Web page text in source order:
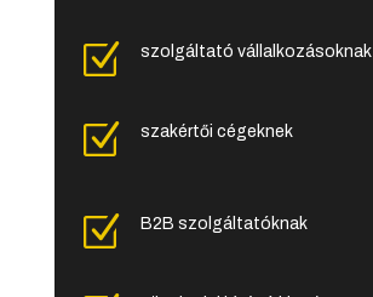
Z szolgáltató vállalkozásoknak
Z szakértői cégeknek
Z B2B szolgáltatóknak